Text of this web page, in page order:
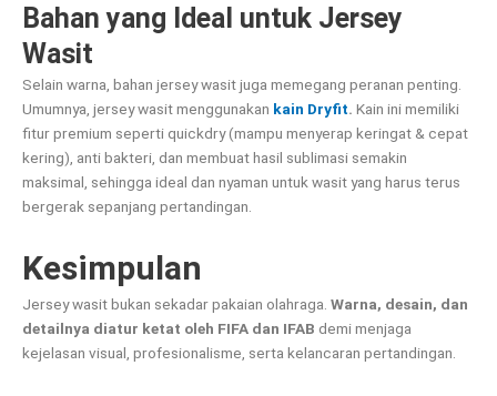
Bahan yang Ideal untuk Jersey
Wasit
Selain warna, bahan jersey wasit juga memegang peranan penting.
Umumnya, jersey wasit menggunakan kain Dryfit. Kain ini memiliki
fitur premium seperti quickdry (mampu menyerap keringat & cepat
kering), anti bakteri, dan membuat hasil sublimasi semakin
maksimal, sehingga ideal dan nyaman untuk wasit yang harus terus
bergerak sepanjang pertandingan.
Kesimpulan
Jersey wasit bukan sekadar pakaian olahraga. Warna, desain, dan
detailnya diatur ketat oleh FIFA dan IFAB demi menjaga
kejelasan visual, profesionalisme, serta kelancaran pertandingan.